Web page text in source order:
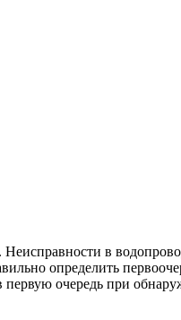
в
определить
очередь при